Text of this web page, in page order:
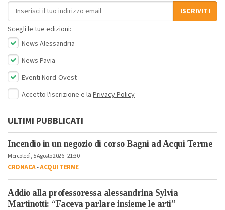
Indirizzo email
ISCRIVITI
Scegli le tue edizioni:
News Alessandria
News Pavia
Eventi Nord-Ovest
Accetto l'iscrizione e la Privacy Policy
ULTIMI PUBBLICATI
Incendio in un negozio di corso Bagni ad Acqui Terme
Mercoledì, 5 Agosto 2026 - 21:30
CRONACA-ACQUI TERME
Addio alla professoressa alessandrina Sylvia
Martinotti: “Faceva parlare insieme le arti”